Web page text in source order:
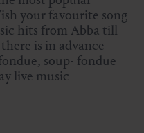
your favourite song
hits from Abba till
is in advance
soup- fondue
live music